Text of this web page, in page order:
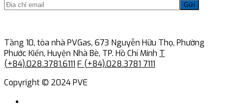
Gửi
Tầng 10, tòa nhà PVGas, 673 Nguyễn Hữu Thọ, Phường
Phước Kiển, Huyện Nhà Bè, TP. Hồ Chí Minh T
(+84).028.3781.6111 F (+84).028.3781 7111
Copyright © 2024 PVE